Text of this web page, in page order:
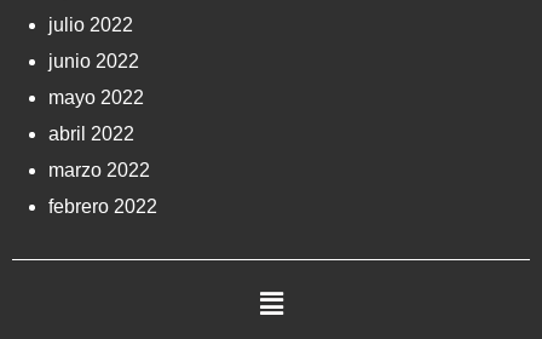
julio 2022
junio 2022
mayo 2022
abril 2022
marzo 2022
febrero 2022